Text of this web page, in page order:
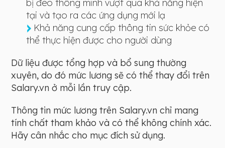
bị đeo thông minh vượt qua khả năng hiện
tại và tạo ra các ứng dụng mới lạ
Khả năng cung cấp thông tin sức khỏe có
thể thực hiện được cho người dùng
Dữ liệu được tổng hợp và bổ sung thường
xuyên, do đó mức lương sẽ có thể thay đổi trên
Salary.vn ở mỗi lần truy cập.
Thông tin mức lương trên Salary.vn chỉ mang
tính chất tham khảo và có thể không chính xác.
Hãy cân nhắc cho mục đích sử dụng.